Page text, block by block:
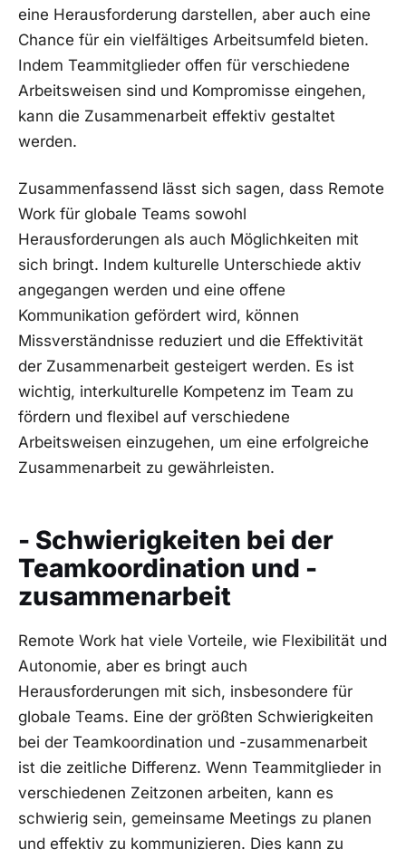
eine Herausforderung darstellen, ‌aber auch eine
Chance für ein vielfältiges ⁣Arbeitsumfeld bieten.
Indem ‌Teammitglieder offen für verschiedene
Arbeitsweisen sind und⁣ Kompromisse eingehen,
kann die Zusammenarbeit effektiv‍ gestaltet
‌werden.
Zusammenfassend lässt sich⁣ sagen, dass Remote
Work für‍ globale Teams⁣ sowohl
‍Herausforderungen als auch ‌Möglichkeiten mit
sich bringt. Indem kulturelle Unterschiede ⁢aktiv
angegangen werden und eine ⁤offene
Kommunikation gefördert wird, können
Missverständnisse ​reduziert und die Effektivität
der Zusammenarbeit​ gesteigert werden. Es ‌ist
wichtig, interkulturelle Kompetenz im⁤ Team zu
fördern und ‍flexibel ⁤auf verschiedene
Arbeitsweisen einzugehen, um​ eine erfolgreiche
Zusammenarbeit zu gewährleisten.
- Schwierigkeiten ‍bei der
Teamkoordination und ​-
zusammenarbeit
Remote ⁤Work hat ‍viele Vorteile, wie Flexibilität und
⁢Autonomie,⁣ aber ‌es​ bringt auch
⁤Herausforderungen mit sich, insbesondere für
globale Teams. ⁢Eine der größten Schwierigkeiten
bei der ⁢Teamkoordination ​und ‍-zusammenarbeit⁤
ist ‌die zeitliche⁣ Differenz. Wenn​ Teammitglieder in
verschiedenen Zeitzonen arbeiten, kann⁣ es
schwierig sein, gemeinsame Meetings zu planen
und​ effektiv zu kommunizieren. Dies kann zu